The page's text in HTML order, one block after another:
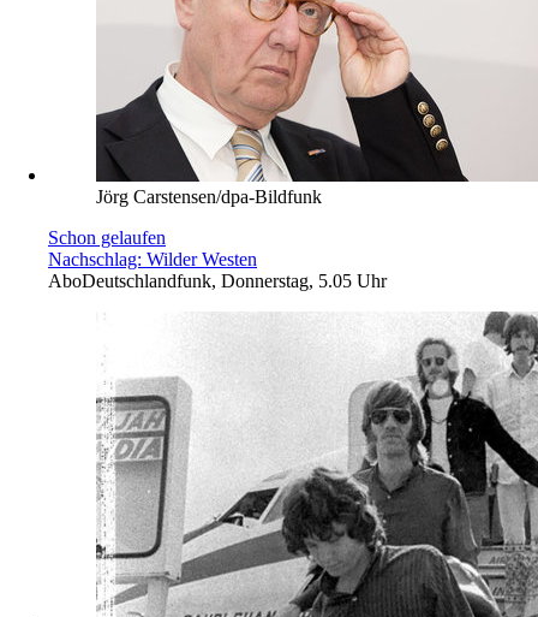
Jörg Carstensen/dpa-Bildfunk
Schon gelaufen
Nachschlag: Wilder Westen
AboDeutschlandfunk, Donnerstag, 5.05 Uhr